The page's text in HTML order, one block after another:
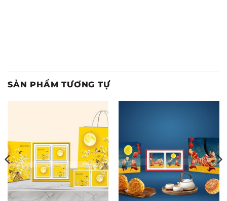
SẢN PHẨM TƯƠNG TỰ